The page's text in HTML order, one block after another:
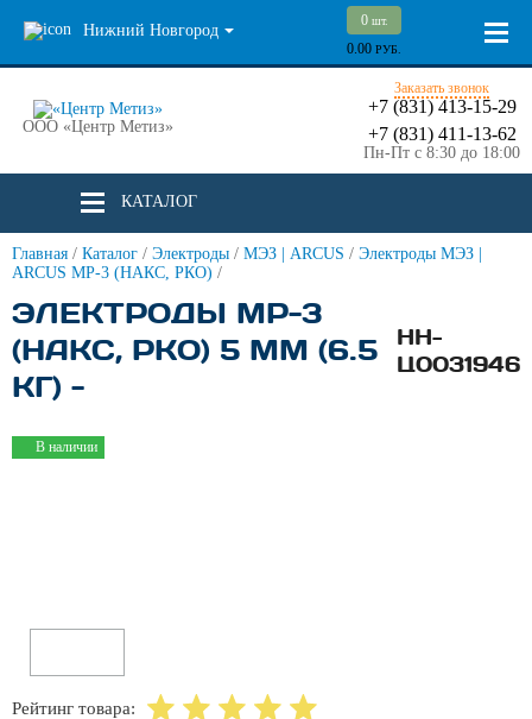
Нижний Новгород
0 шт.
0.00 РУБ.
ООО «Центр Метиз»
Заказать звонок
+7 (831) 413-15-29
+7 (831) 411-13-62
Пн-Пт с 8:30 до 18:00
КАТАЛОГ
Главная / Каталог / Электроды / МЭЗ | ARCUS / Электроды МЭЗ |
ARCUS МР-3 (НАКС, РКО) /
ЭЛЕКТРОДЫ МР-3
(НАКС, РКО) 5 ММ (6.5
КГ) -
НН-
Ц0031946
В наличии
Рейтинг товара: